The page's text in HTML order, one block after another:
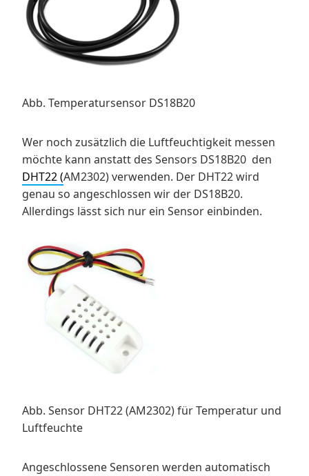
Abb. Temperatursensor DS18B20
Wer noch zusätzlich die Luftfeuchtigkeit messen
möchte kann anstatt des Sensors DS18B20 den
DHT22 (AM2302) verwenden. Der DHT22 wird
genau so angeschlossen wir der DS18B20.
Allerdings lässt sich nur ein Sensor einbinden.
Abb. Sensor DHT22 (AM2302) für Temperatur und
Luftfeuchte
Angeschlossene Sensoren werden automatisch